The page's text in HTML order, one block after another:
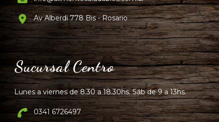
Av Alberdi 778 Bis - Rosario
Sucursal Centro
Lunes a viernes de 8.30 a 18.30hs. Sáb de 9 a 13hs.
0341 6726497